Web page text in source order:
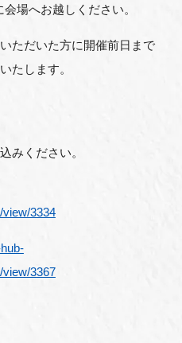
会場へお越しください。
ただいた方に開催前日まで
たします。
みください。
3334
3367